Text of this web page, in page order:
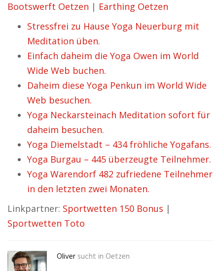
Bootswerft Oetzen | Earthing Oetzen
Stressfrei zu Hause Yoga Neuerburg mit
Meditation üben.
Einfach daheim die Yoga Owen im World
Wide Web buchen.
Daheim diese Yoga Penkun im World Wide
Web besuchen.
Yoga Neckarsteinach Meditation sofort für
daheim besuchen.
Yoga Diemelstadt – 434 fröhliche Yogafans.
Yoga Burgau – 445 überzeugte Teilnehmer.
Yoga Warendorf 482 zufriedene Teilnehmer
in den letzten zwei Monaten.
Linkpartner: Sportwetten 150 Bonus |
Sportwetten Toto
Oliver sucht in Oetzen